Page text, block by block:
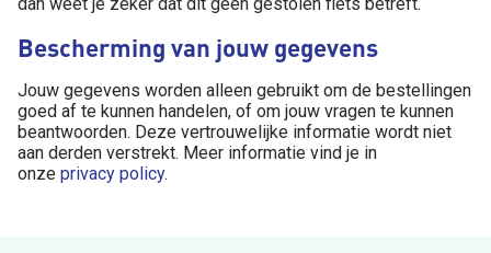
Bescherming van jouw gegevens
Jouw gegevens worden alleen gebruikt om de bestellingen
goed af te kunnen handelen, of om jouw vragen te kunnen
beantwoorden. Deze vertrouwelijke informatie wordt niet
aan derden verstrekt. Meer informatie vind je in
onze privacy policy.